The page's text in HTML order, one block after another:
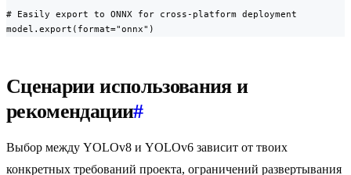
# Easily export to ONNX for cross-platform deployment
model.export(format="onnx")
Сценарии использования и
рекомендации#
Выбор между YOLOv8 и YOLOv6 зависит от твоих
конкретных требований проекта, ограничений развертывания